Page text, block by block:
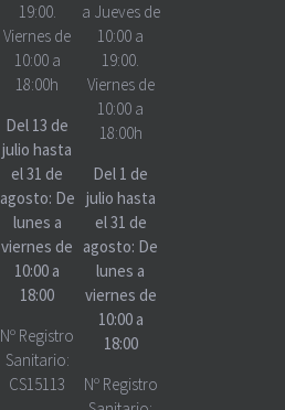
19:00.
Viernes de
10:00 a
18:00h
Del 13 de
julio hasta
el 31 de
agosto: De
lunes a
viernes de
10:00 a
18:00
Nº Registro
Sanitario:
CS15113
a Jueves de
10:00 a
19:00.
Viernes de
10:00 a
18:00h
Del 1 de
julio hasta
el 31 de
agosto: De
lunes a
viernes de
10:00 a
18:00
Nº Registro